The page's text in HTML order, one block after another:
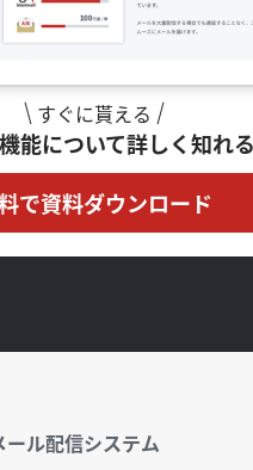
すぐに貰える
能について詳しく知れる
で資料ダウンロード
ル配信システム